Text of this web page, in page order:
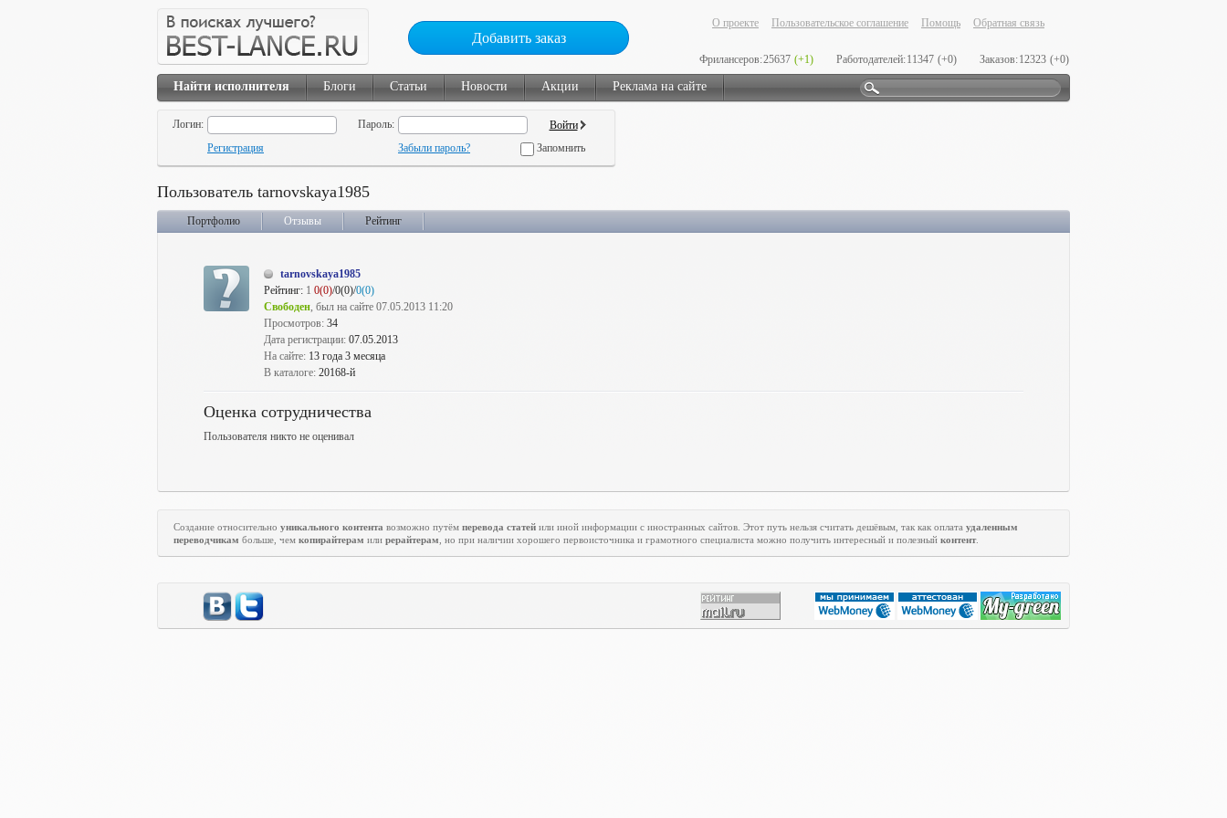
Добавить заказ
О проекте Пользовательское соглашение Помощь Обратная связь
Фрилансеров:25637 (+1) Работодателей:11347 (+0) Заказов:12323 (+0)
Найти исполнителя Блоги Статьи Новости Акции Реклама на сайте
Логин:
Пароль:
Регистрация
Забыли пароль? Запомнить
Пользователь tarnovskaya1985
Портфолио Отзывы Рейтинг
tarnovskaya1985
Рейтинг: 1 0(0)/0(0)/0(0)
Свободен, был на сайте 07.05.2013 11:20
Просмотров: 34
Дата регистрации: 07.05.2013
На сайте: 13 года 3 месяца
В каталоге: 20168-й
Оценка сотрудничества
Пользователя никто не оценивал
Создание относительно уникального контента возможно путём перевода статей или иной информации с иностранных сайтов. Этот путь нельзя считать дешёвым, так как оплата удаленным
переводчикам больше, чем копирайтерам или рерайтерам , но при наличии хорошего первоисточника и грамотного специалиста можно получить интересный и полезный контент.